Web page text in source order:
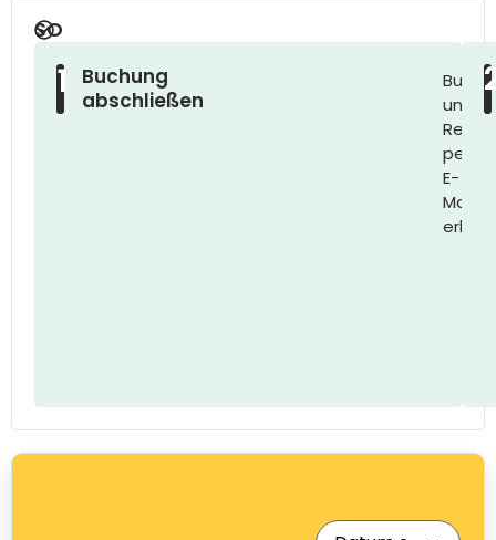
SO
LÄUFT
IHRE
TEILNAHME
1
Buchung
abschließen
und
per
E-
Mail